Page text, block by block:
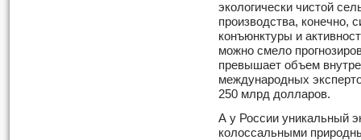
экологически чистой
производства, конечно,
конъюнктуры и
можно смело
превышает объем
международных
250 млрд долларов.
А у России уникальный
колоссальными